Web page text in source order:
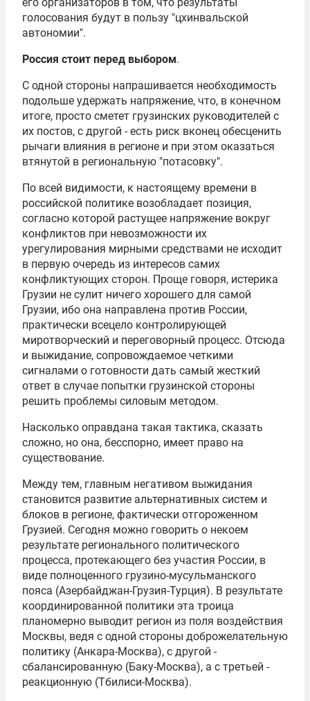
голосования будут в пользу "цхинвальской
автономии".
Россия стоит перед выбором.
С одной стороны напрашивается необходимость
подольше удержать напряжение, что, в конечном
итоге, просто сметет грузинских руководителей с
их постов, с другой - есть риск вконец обесценить
рычаги влияния в регионе и при этом оказаться
втянутой в региональную "потасовку".
По всей видимости, к настоящему времени в
российской политике возобладает позиция,
согласно которой растущее напряжение вокруг
конфликтов при невозможности их
урегулирования мирными средствами не исходит
в первую очередь из интересов самих
конфликтующих сторон. Проще говоря, истерика
Грузии не сулит ничего хорошего для самой
Грузии, ибо она направлена против России,
практически всецело контролирующей
миротворческий и переговорный процесс. Отсюда
и выжидание, сопровождаемое четкими
сигналами о готовности дать самый жесткий
ответ в случае попытки грузинской стороны
решить проблемы силовым методом.
Насколько оправдана такая тактика, сказать
сложно, но она, бесспорно, имеет право на
существование.
Между тем, главным негативом выжидания
становится развитие альтернативных систем и
блоков в регионе, фактически отгороженном
Грузией. Сегодня можно говорить о некоем
результате регионального политического
процесса, протекающего без участия России, в
виде полноценного грузино-мусульманского
пояса (Азербайджан-Грузия-Турция). В результате
координированной политики эта троица
планомерно выводит регион из поля воздействия
Москвы, ведя с одной стороны доброжелательную
политику (Анкара-Москва), с другой -
сбалансированную (Баку-Москва), а с третьей -
реакционную (Тбилиси-Москва).